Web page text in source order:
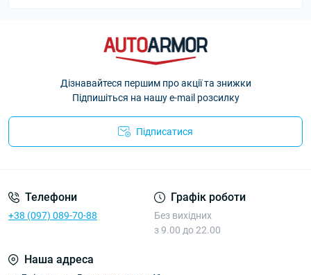
Дізнавайтеся першим про акції та знижки
Підпишіться на нашу e-mail розсилку
Підписатися
Телефони
+38 (097) 089-70-88
Графік роботи
Без вихідних
з 9.00 до 22.00
Наша адреса